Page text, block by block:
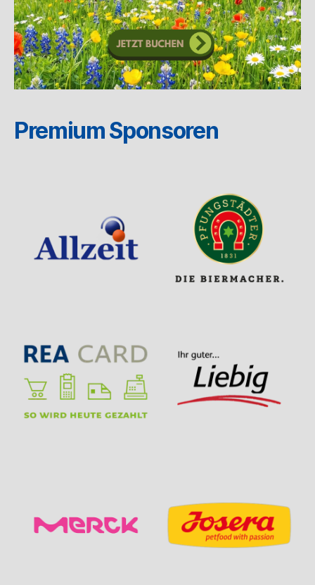
Premium Sponsoren